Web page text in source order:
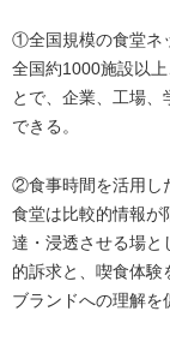
①全国規模の食堂ネ
全国約1000施設以
とで、企業、工場
できる。
②食事時間を活用し
食堂は比較的情報が
達・浸透させる場と
的訴求と、喫食体験
ブランドへの理解を